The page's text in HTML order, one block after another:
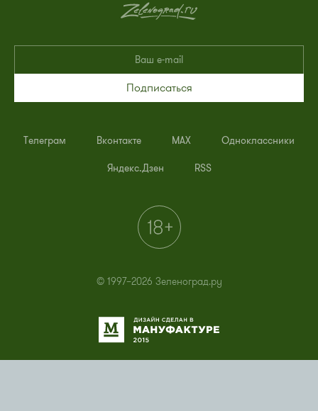
Подписаться
Телеграм Вконтакте MAX Одноклассники
Яндекс.Дзен RSS
© 1997–2026 Зеленоград.ру